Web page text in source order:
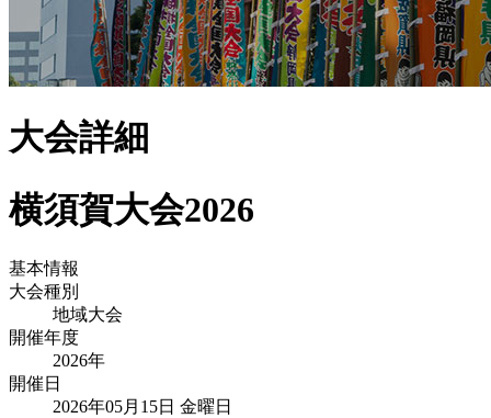
大会詳細
横須賀大会2026
基本情報
大会種別
地域大会
開催年度
2026年
開催日
2026年05月15日 金曜日